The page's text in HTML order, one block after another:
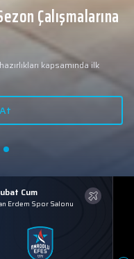
Çalışmalarına
kapsamında ilk
Cum
Erdem Spor Salonu